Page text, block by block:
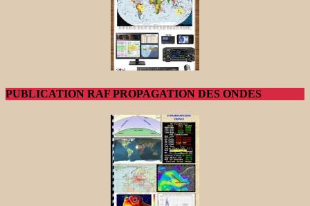
PUBLICATION RAF PROPAGATION DES ONDES